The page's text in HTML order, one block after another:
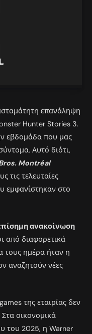
επανάληψη
Hunter Stories 3.
εβδομάδα που μας
Αυτό διότι,
Montréal
τις τελευταίες
εμφανίστηκαν στο
ανακοίνωση
από διαφορετικά
τους ημέρα ήταν η
αναζητούν νέες
της εταιρίας δεν
οικονομικά
του 2025, η Warner